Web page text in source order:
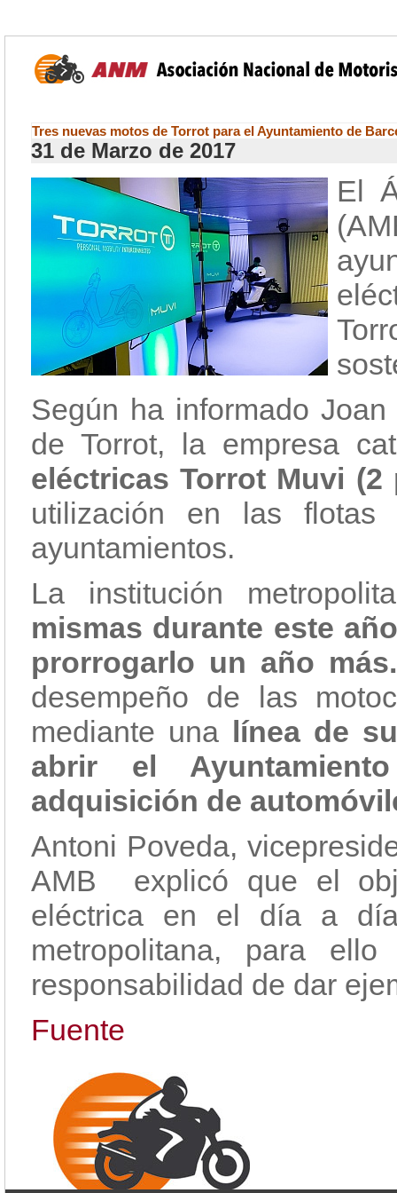
Tres nuevas motos de Torrot para el Ayuntamiento de
31 de Marzo de 2017
El
Según ha informado
de Torrot, la empresa
eléctricas Torrot Muvi
utilización en las
ayuntamientos.
La institución
mismas durante este
prorrogarlo un año más.
desempeño de las
mediante una línea de
abrir el
adquisición de
Antoni Poveda,
AMB explicó que el
eléctrica en el día a
metropolitana, para
responsabilidad de dar
Fuente